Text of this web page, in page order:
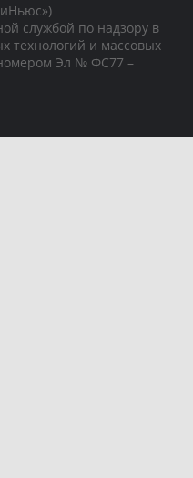
службой по надзору в
технологий и массовых
Эл № ФС77 –